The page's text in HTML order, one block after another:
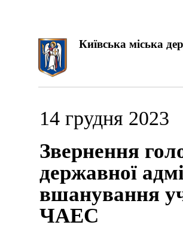
Київська міська
14 грудня 2023
Звернення
державної
вшанування
ЧАЕС